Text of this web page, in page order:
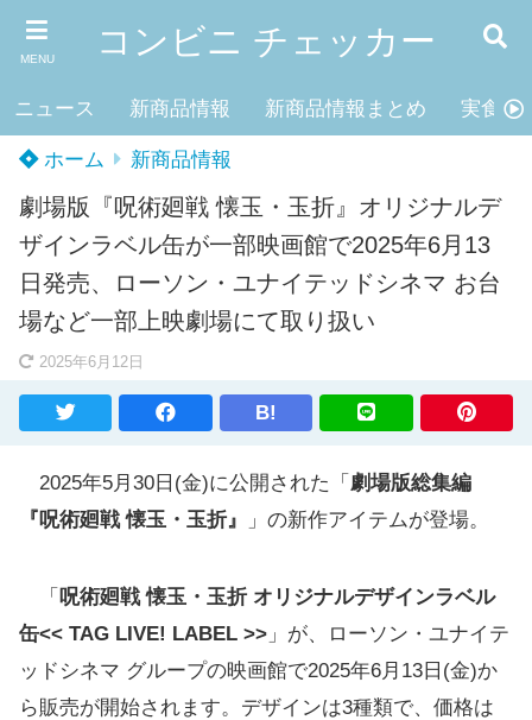
MENU コンビニ チェッカー
ニュース 新商品情報 新商品情報まとめ 実食レ
ホーム 新商品情報
劇場版『呪術廻戦 懐玉・玉折』オリジナルデ
ザインラベル缶が一部映画館で2025年6月13
日発売、ローソン・ユナイテッドシネマ お台
場など一部上映劇場にて取り扱い
2025年6月12日
B!
2025年5月30日(金)に公開された「 劇場版総集編
『呪術廻戦 懐玉・玉折』
」の新作アイテムが登場。
「 呪術廻戦 懐玉・玉折 オリジナルデザインラベル
缶<< TAG LIVE! LABEL >> 」が、ローソン・ユナイテ
ッドシネマ グループの映画館で2025年6月13日(金)か
ら販売が開始されます。デザインは3種類で、価格は